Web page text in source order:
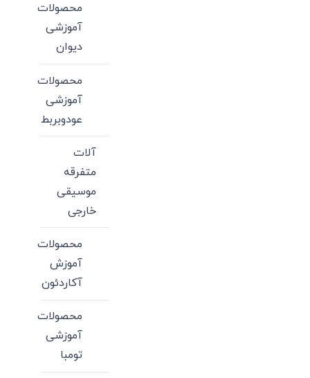
محصولات
آموزشی
دیوان
محصولات
آموزشی
عودوبربط
آلات
متفرقه
موسیقی
خارجی
محصولات
آموزش
آکاردئون
محصولات
آموزشی
تومبا